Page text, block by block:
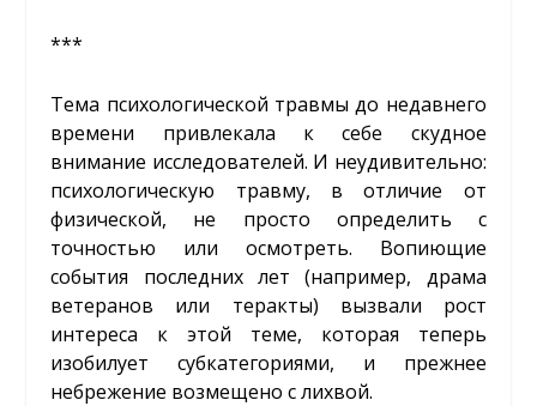
***
Тема психологической травмы до недавнего
времени привлекала к себе скудное
внимание исследователей. И неудивительно:
психологическую травму, в отличие от
физической, не просто определить с
точностью или осмотреть. Вопиющие
события последних лет (например, драма
ветеранов или теракты) вызвали рост
интереса к этой теме, которая теперь
изобилует субкатегориями, и прежнее
небрежение возмещено с лихвой.